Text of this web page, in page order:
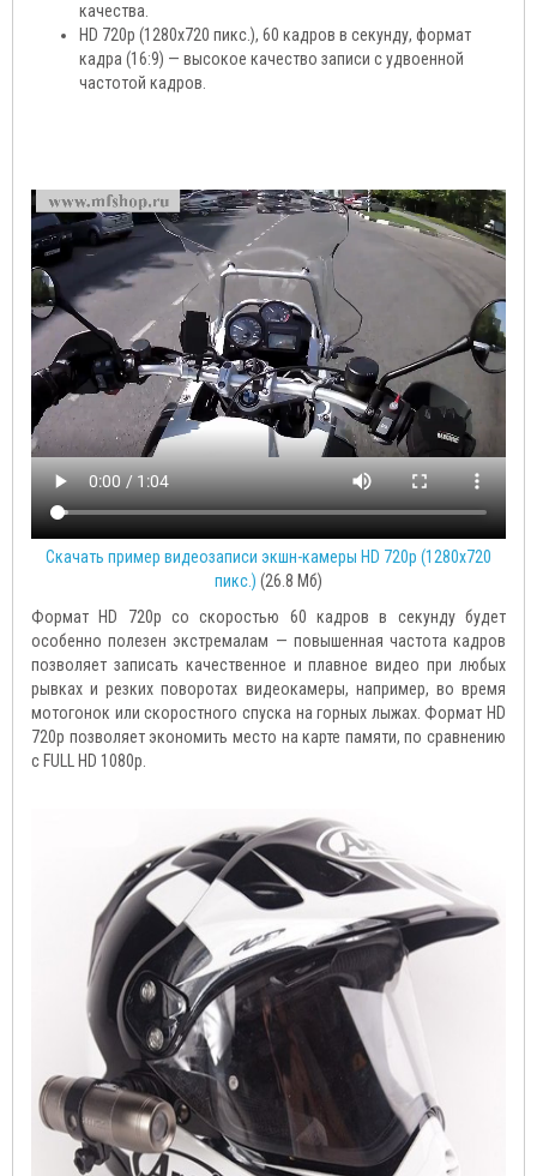
качества.
HD 720p (1280х720 пикс.), 60 кадров в секунду, формат
кадра (16:9) — высокое качество записи с удвоенной
частотой кадров.
Скачать пример видеозаписи экшн-камеры HD 720p (1280х720
пикс.) (26.8 Mб)
Формат HD 720p со скоростью 60 кадров в секунду будет
особенно полезен экстремалам — повышенная частота кадров
позволяет записать качественное и плавное видео при любых
рывках и резких поворотах видеокамеры, например, во время
мотогонок или скоростного спуска на горных лыжах. Формат HD
720p позволяет экономить место на карте памяти, по сравнению
с FULL HD 1080p.